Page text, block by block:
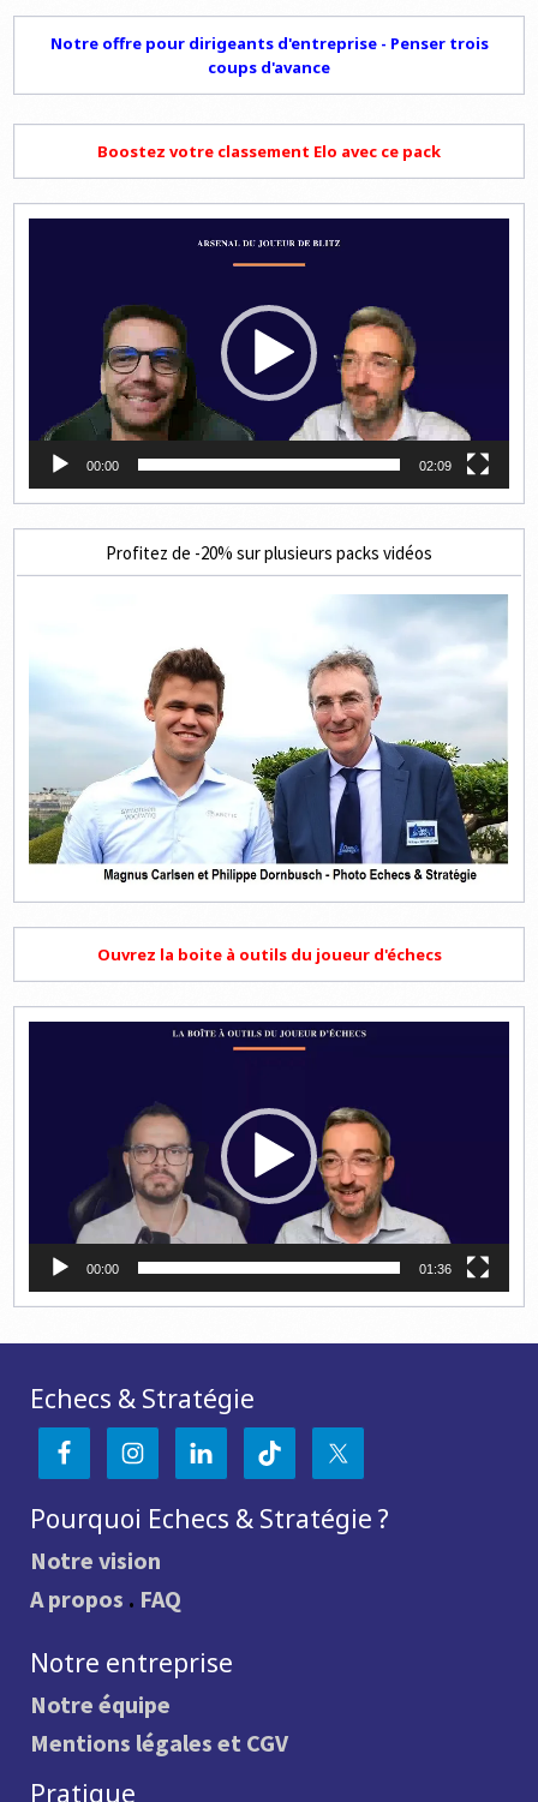
Notre offre pour dirigeants d'entreprise - Penser trois
coups d'avance
Boostez votre classement Elo avec ce pack
00:00 02:09
Profitez de -20% sur plusieurs packs vidéos
Ouvrez la boite à outils du joueur d'échecs
00:00 01:36
Echecs & Stratégie
Pourquoi Echecs & Stratégie ?
Notre vision
A propos . FAQ
Notre entreprise
Notre équipe
Mentions légales et CGV
Pratique